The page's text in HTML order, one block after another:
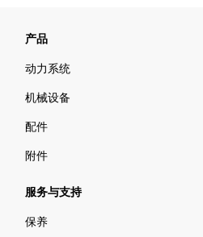
产品
动力系统
机械设备
配件
附件
服务与支持
保养